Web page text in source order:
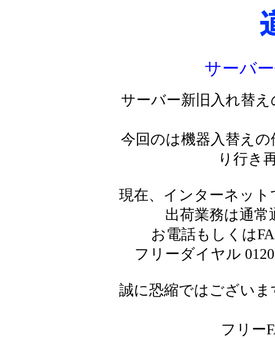
サーバ
サーバー新旧入れ替
今回のは機器入替え
り行き
現在、インターネッ
出荷業務は通
お電話もしくは
フリーダイヤル
誠に恐縮ではござい
フリー